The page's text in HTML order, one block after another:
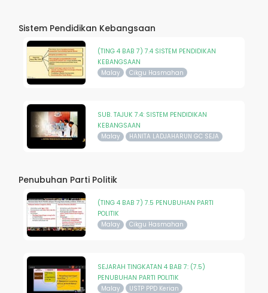
Sistem Pendidikan Kebangsaan
(TING 4 BAB 7) 7.4 SISTEM PENDIDIKAN
KEBANGSAAN
Malay Cikgu Hasmahan
SUB. TAJUK 7.4: SISTEM PENDIDIKAN
KEBANGSAAN
Malay HANITA LADJAHARUN GC SEJA
Penubuhan Parti Politik
(TING 4 BAB 7) 7.5 PENUBUHAN PARTI
POLITIK
Malay Cikgu Hasmahan
SEJARAH TINGKATAN 4 BAB 7: (7.5)
PENUBUHAN PARTI POLITIK
Malay USTP PPD Kerian